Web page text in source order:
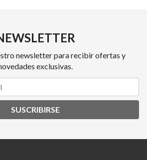
newsletter para recibir ofertas y
exclusivas.
SUSCRIBIRSE